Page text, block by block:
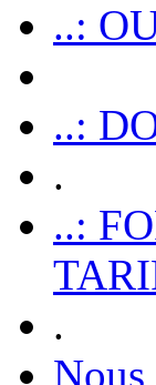
..:
..:
.
..:
.